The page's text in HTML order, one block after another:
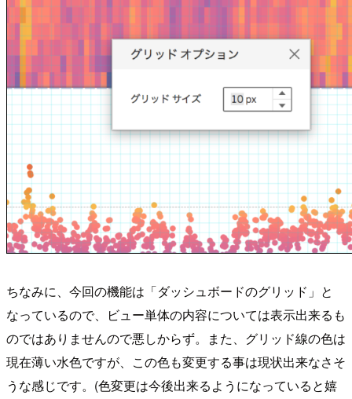
ちなみに、今回の機能は「ダッシュボードのグリッド」と
なっているので、ビュー単体の内容については表示出来るも
のではありませんので悪しからず。また、グリッド線の色は
現在薄い水色ですが、この色も変更する事は現状出来なさそ
うな感じです。(色変更は今後出来るようになっていると嬉